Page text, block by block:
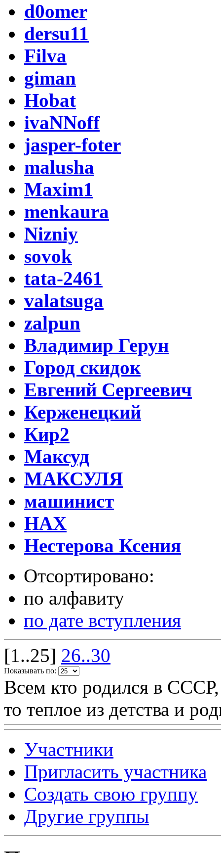
d0omer
dersu11
Filva
giman
Hobat
ivaNNoff
jasper-foter
malusha
Maxim1
menkaura
Nizniy
sovok
tata-2461
valatsuga
zalpun
Владимир Герун
Город скидок
Евгений Сергеевич
Керженецкий
Кир2
Максуд
МАКСУЛЯ
машинист
НАХ
Нестерова Ксения
Отсортировано:
по алфавиту
по дате вступления
[1..25] 26..30
Показывать по:
Всем кто родился в
то теплое из детства и
Участники
Пригласить участника
Создать свою группу
Другие группы